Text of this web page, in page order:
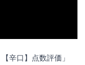
辛口】点数評価」